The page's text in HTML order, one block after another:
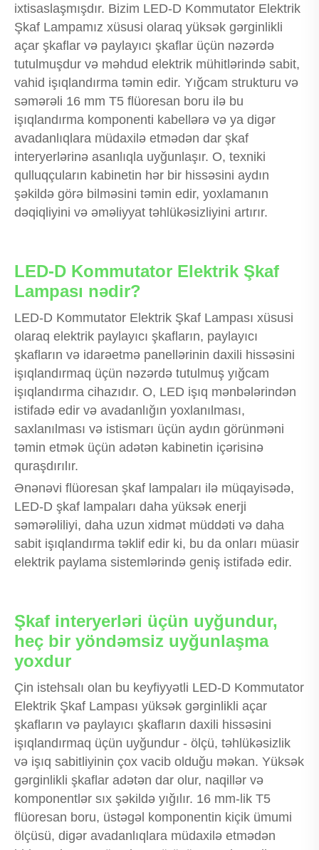
ixtisaslaşmışdır. Bizim LED-D Kommutator Elektrik
Şkaf Lampamız xüsusi olaraq yüksək gərginlikli
açar şkaflar və paylayıcı şkaflar üçün nəzərdə
tutulmuşdur və məhdud elektrik mühitlərində sabit,
vahid işıqlandırma təmin edir. Yığcam strukturu və
səmərəli 16 mm T5 flüoresan boru ilə bu
işıqlandırma komponenti kabellərə və ya digər
avadanlıqlara müdaxilə etmədən dar şkaf
interyerlərinə asanlıqla uyğunlaşır. O, texniki
qulluqçuların kabinetin hər bir hissəsini aydın
şəkildə görə bilməsini təmin edir, yoxlamanın
dəqiqliyini və əməliyyat təhlükəsizliyini artırır.
LED-D Kommutator Elektrik Şkaf
Lampası nədir?
LED-D Kommutator Elektrik Şkaf Lampası xüsusi
olaraq elektrik paylayıcı şkafların, paylayıcı
şkafların və idarəetmə panellərinin daxili hissəsini
işıqlandırmaq üçün nəzərdə tutulmuş yığcam
işıqlandırma cihazıdır. O, LED işıq mənbələrindən
istifadə edir və avadanlığın yoxlanılması,
saxlanılması və istismarı üçün aydın görünməni
təmin etmək üçün adətən kabinetin içərisinə
quraşdırılır.
Ənənəvi flüoresan şkaf lampaları ilə müqayisədə,
LED-D şkaf lampaları daha yüksək enerji
səmərəliliyi, daha uzun xidmət müddəti və daha
sabit işıqlandırma təklif edir ki, bu da onları müasir
elektrik paylama sistemlərində geniş istifadə edir.
Şkaf interyerləri üçün uyğundur,
heç bir yöndəmsiz uyğunlaşma
yoxdur
Çin istehsalı olan bu keyfiyyətli LED-D Kommutator
Elektrik Şkaf Lampası yüksək gərginlikli açar
şkafların və paylayıcı şkafların daxili hissəsini
işıqlandırmaq üçün uyğundur - ölçü, təhlükəsizlik
və işıq sabitliyinin çox vacib olduğu məkan. Yüksək
gərginlikli şkaflar adətən dar olur, naqillər və
komponentlər sıx şəkildə yığılır. 16 mm-lik T5
flüoresan boru, üstəgəl komponentin kiçik ümumi
ölçüsü, digər avadanlıqlara müdaxilə etmədən